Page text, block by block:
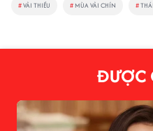
#VẢI THIỀU # MÙA VẢI CHÍN #
ĐƯỢC